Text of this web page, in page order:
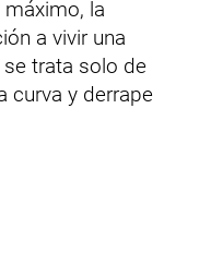
máximo, la
a vivir una
trata solo de
curva y derrape